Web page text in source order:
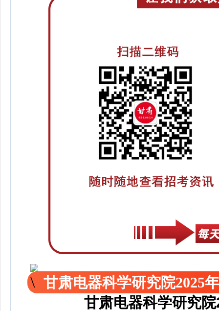
甘肃电器科学研究院2025
甘肃电器科学研究